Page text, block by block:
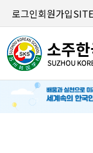
로그인회원가입